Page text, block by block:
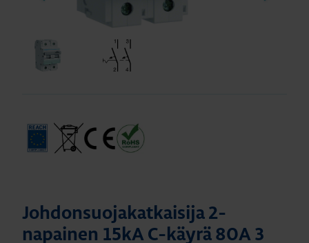
Johdonsuojakatkaisija 2-
napainen 15kA C-käyrä 80A 3